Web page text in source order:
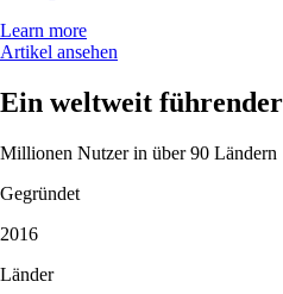
Learn more
Artikel ansehen
Ein weltweit
Millionen Nutzer in über 90 Ländern
Gegründet
2016
Länder